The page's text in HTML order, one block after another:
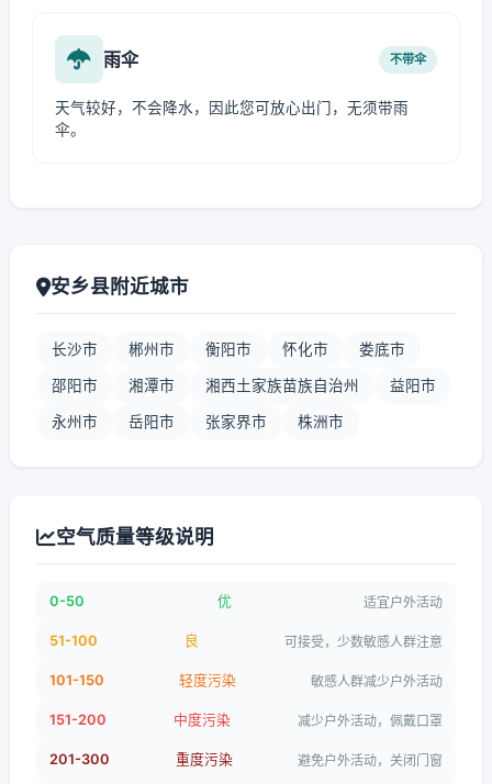
雨伞 不带伞
天气较好，不会降水，因此您可放心出门，无须带雨
伞。
安乡县附近城市
长沙市 郴州市 衡阳市 怀化市 娄底市
邵阳市 湘潭市 湘西土家族苗族自治州 益阳市
永州市 岳阳市 张家界市 株洲市
空气质量等级说明
0-50 优 适宜户外活动
51-100 良 可接受，少数敏感人群注意
101-150 轻度污染 敏感人群减少户外活动
151-200 中度污染 减少户外活动，佩戴口罩
201-300 重度污染 避免户外活动，关闭门窗